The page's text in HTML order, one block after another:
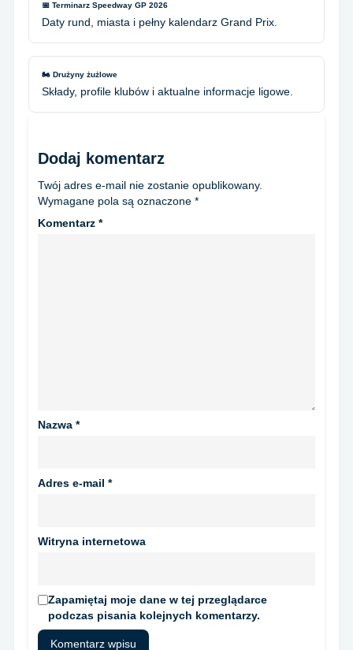
📅 Terminarz Speedway GP 2026
Daty rund, miasta i pełny kalendarz Grand Prix.
🏍️ Drużyny żużlowe
Składy, profile klubów i aktualne informacje ligowe.
Dodaj komentarz
Twój adres e-mail nie zostanie opublikowany.
Wymagane pola są oznaczone *
Komentarz *
Nazwa *
Adres e-mail *
Witryna internetowa
Zapamiętaj moje dane w tej przeglądarce
podczas pisania kolejnych komentarzy.